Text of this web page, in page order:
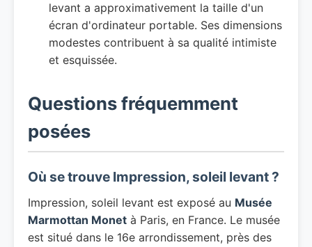
levant a approximativement la taille d'un
écran d'ordinateur portable. Ses dimensions
modestes contribuent à sa qualité intimiste
et esquissée.
Questions fréquemment
posées
Où se trouve Impression, soleil levant ?
Impression, soleil levant est exposé au Musée
Marmottan Monet à Paris, en France. Le musée
est situé dans le 16e arrondissement, près des